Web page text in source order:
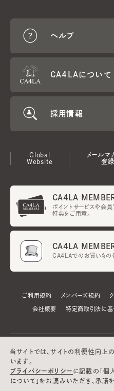
ヘルプ
CA4LAについて
採用情報
Global
Website
メールマ
登録
CA4LA
ポイントサービスや会員
特典をご用意。
CA4LA
CA4LAでのお買いもの
ご利用規約 メンバーズ規約
会社概要 特定商取引法に基
当サイトでは、サイトの利便性向上
います。
プライバシーポリシー に記載の「個
について」をお読みいただき、承諾